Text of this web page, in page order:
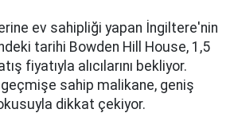
ev sahipliği yapan İngiltere'nin
tarihi Bowden Hill House, 1,5
fiyatıyla alıcılarını bekliyor.
geçmişe sahip malikane, geniş
dikkat çekiyor.